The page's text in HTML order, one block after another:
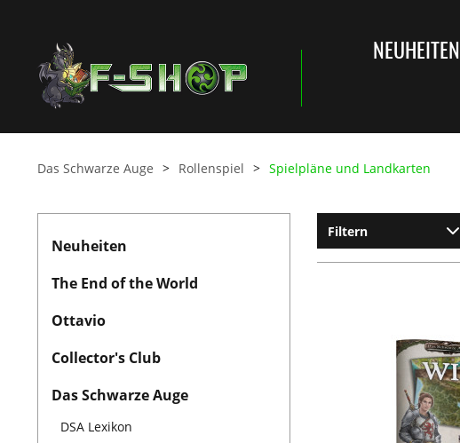
NEUHEITEN
Das Schwarze Auge Rollenspiel Spielpläne und Landkarten
Neuheiten
The End of the World
Ottavio
Collector's Club
Das Schwarze Auge
DSA Lexikon
Filtern